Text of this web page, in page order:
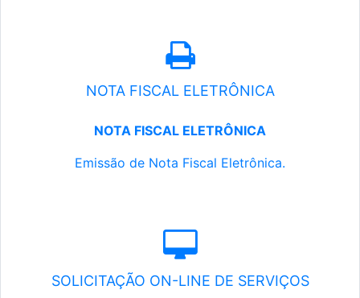
NOTA FISCAL ELETRÔNICA
NOTA FISCAL ELETRÔNICA
Emissão de Nota Fiscal Eletrônica.
SOLICITAÇÃO ON-LINE DE SERVIÇOS